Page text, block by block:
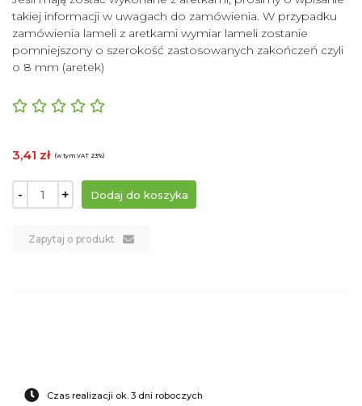
takiej informacji w uwagach do zamówienia. W przypadku
zamówienia lameli z aretkami wymiar lameli zostanie
pomniejszony o szerokość zastosowanych zakończeń czyli
o 8 mm (aretek)
3,41 zł (w tym VAT 23%)
- +
Zapytaj o produkt
Czas realizacji ok. 3 dni roboczych